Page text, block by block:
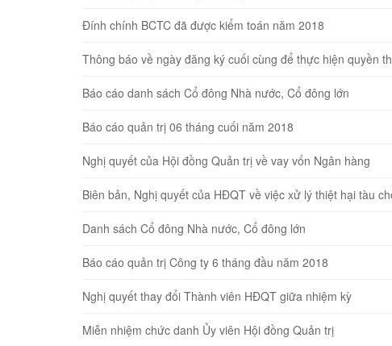
Đính chính BCTC đã được kiểm toán năm 2018
Thông báo về ngày đăng ký cuối cùng để thực hiện quyền
Báo cáo danh sách Cổ đông Nhà nước, Cổ đông lớn
Báo cáo quản trị 06 tháng cuối năm 2018
Nghị quyết của Hội đồng Quản trị về vay vốn Ngân hàng
Biên bản, Nghị quyết của HĐQT về việc xử lý thiệt hại tàu
Danh sách Cổ đông Nhà nước, Cổ đông lớn
Báo cáo quản trị Công ty 6 tháng đầu năm 2018
Nghị quyết thay đổi Thành viên HĐQT giữa nhiệm kỳ
Miễn nhiệm chức danh Ủy viên Hội đồng Quản trị